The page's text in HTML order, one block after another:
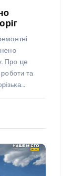
Про це
роботи та